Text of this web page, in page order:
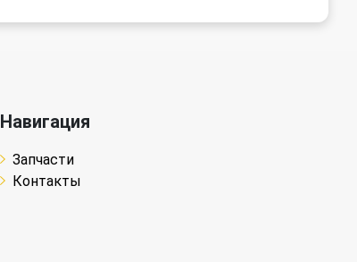
Навигация
Запчасти
Контакты